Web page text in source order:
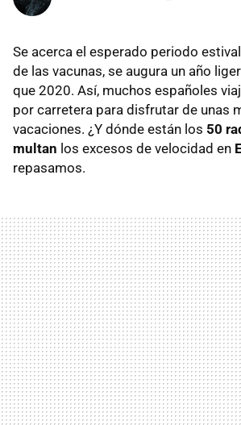
Se acerca el esperado periodo
de las vacunas, se augura un año
que 2020. Así, muchos españoles
por carretera para disfrutar de unas
vacaciones. ¿Y dónde están los 50
multan los excesos de velocidad en
repasamos.